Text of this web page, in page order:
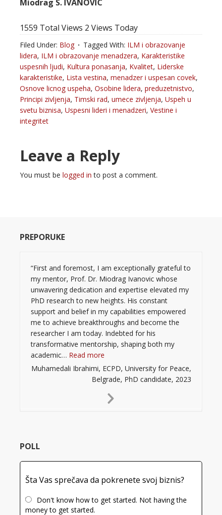
Miodrag S. IVANOVIC
1559 Total Views 2 Views Today
Filed Under: Blog Tagged With: ILM i obrazovanje
lidera, ILM i obrazovanje menadzera, Karakteristike
uspesnih ljudi, Kultura ponasanja, Kvalitet, Liderske
karakteristike, Lista vestina, menadzer i uspesan covek,
Osnove licnog uspeha, Osobine lidera, preduzetnistvo,
Principi zivljenja, Timski rad, umece zivljenja, Uspeh u
svetu biznisa, Uspesni lideri i menadzeri, Vestine i
integritet
Leave a Reply
You must be logged in to post a comment.
PREPORUKE
“First and foremost, I am exceptionally grateful to
my mentor, Prof. Dr. Miodrag Ivanovic whose
unwavering dedication and expertise elevated my
PhD research to new heights. His constant
support and belief in my capabilities empowered
me to achieve breakthroughs and become the
researcher I am today. Indebted for his
transformative mentorship, shaping both my
academic… Read more
Muhamedali Ibrahimi, ECPD, University for Peace,
Belgrade, PhD candidate, 2023
Next
POLL
Šta Vas sprečava da pokrenete svoj biznis?
Don't know how to get started. Not having the
money to get started.